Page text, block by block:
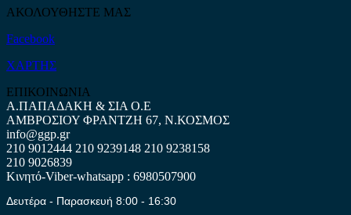
ΑΚΟΛΟΥΘΗΣΤΕ ΜΑΣ
Facebook
ΧΑΡΤΗΣ
ΕΠΙΚΟΙΝΩΝΙΑ
Α.ΠΑΠΑΔΑΚΗ & ΣΙΑ Ο.Ε
ΑΜΒΡΟΣΙΟΥ ΦΡΑΝΤΖΗ 67, Ν.ΚΟΣΜΟΣ
info@ggp.gr
210 9012444 210 9239148 210 9238158
210 9026839
Κινητό-Viber-whatsapp : 6980507900
Δευτέρα - Παρασκευή 8:00 - 16:30